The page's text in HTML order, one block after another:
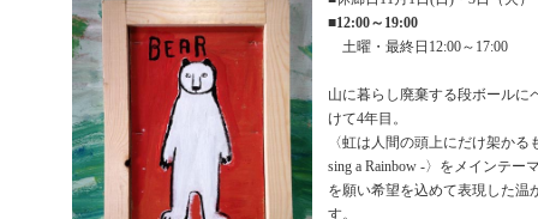
■12:00～19:00
土曜・最終日12:00～17:00
山に暮らし廃棄する段ボールに
けて4年目。
〈虹は人間の頭上にだけ架かる
sing a Rainbow -〉をメインテー
を願い希望を込めて表現した温
す。